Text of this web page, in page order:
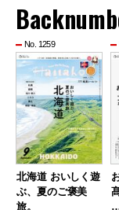
No. 1259
北海道 おいしく遊
ぶ、夏のご褒美
旅。